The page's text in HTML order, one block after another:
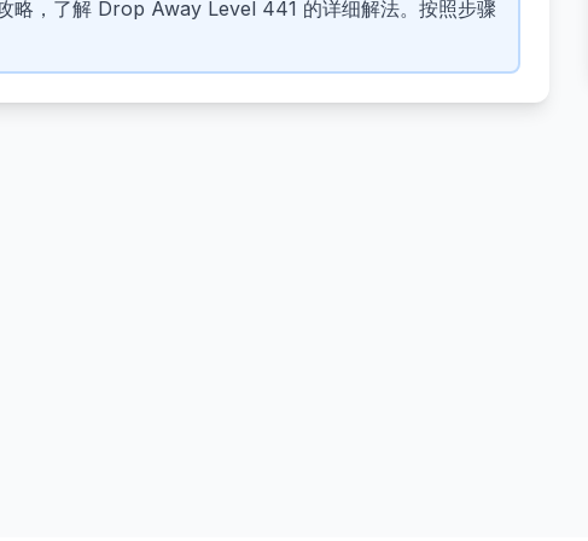
略，了解 Drop Away Level 441 的详细解法。按照步骤